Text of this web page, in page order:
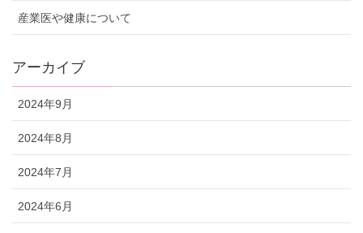
産業医や健康について
アーカイブ
2024年9月
2024年8月
2024年7月
2024年6月